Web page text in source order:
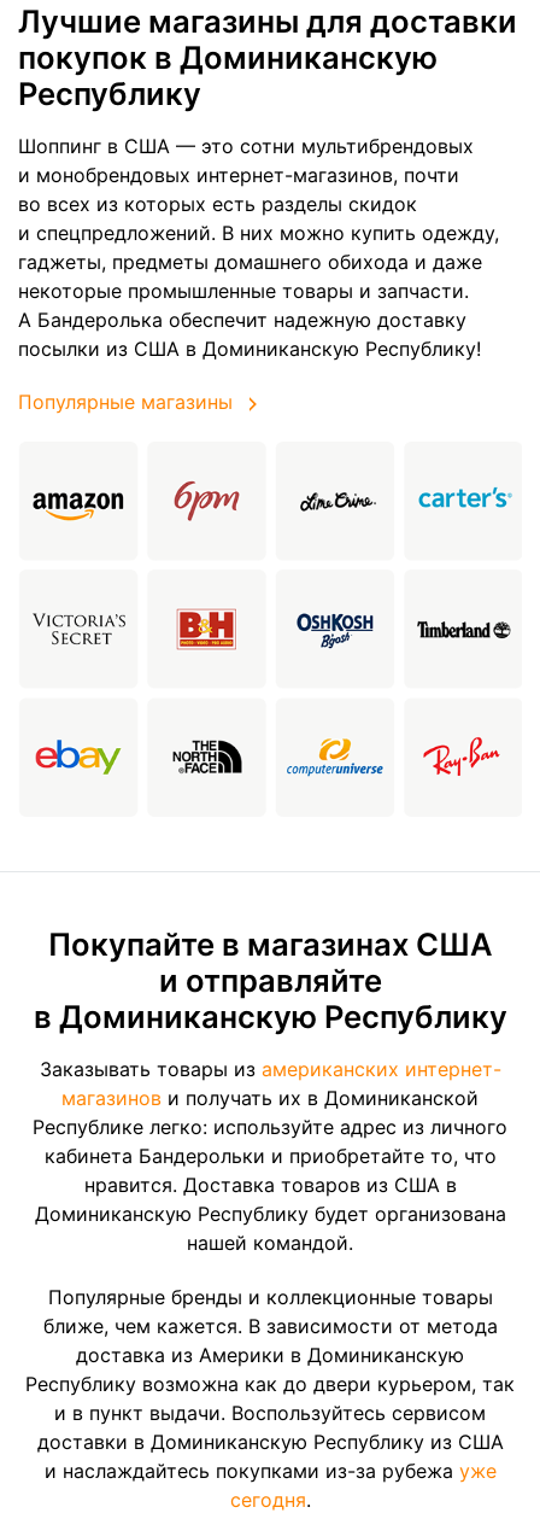
Лучшие магазины для доставки
покупок в Доминиканскую
Республику
Шоппинг в США — это сотни мультибрендовых
и монобрендовых интернет-магазинов, почти
во всех из которых есть разделы скидок
и спецпредложений. В них можно купить одежду,
гаджеты, предметы домашнего обихода и даже
некоторые промышленные товары и запчасти.
А Бандеролька обеспечит надежную доставку
посылки из США в Доминиканскую Республику!
Популярные магазины
Покупайте в магазинах США
и отправляйте
в Доминиканскую Республику
Заказывать товары из американских интернет-
магазинов и получать их в Доминиканской
Республике легко: используйте адрес из личного
кабинета Бандерольки и приобретайте то, что
нравится. Доставка товаров из США в
Доминиканскую Республику будет организована
нашей командой.
Популярные бренды и коллекционные товары
ближе, чем кажется. В зависимости от метода
доставка из Америки в Доминиканскую
Республику возможна как до двери курьером, так
и в пункт выдачи. Воспользуйтесь сервисом
доставки в Доминиканскую Республику из США
и наслаждайтесь покупками из-за рубежа уже
сегодня.